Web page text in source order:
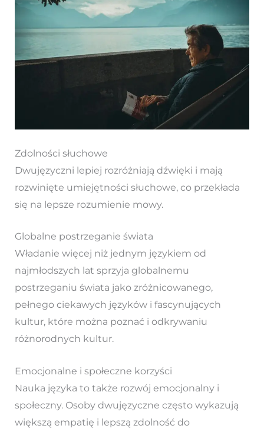
Zdolności słuchowe
Dwujęzyczni lepiej rozróżniają dźwięki i mają
rozwinięte umiejętności słuchowe, co przekłada
się na lepsze rozumienie mowy.
Globalne postrzeganie świata
Władanie więcej niż jednym językiem od
najmłodszych lat sprzyja globalnemu
postrzeganiu świata jako zróżnicowanego,
pełnego ciekawych języków i fascynujących
kultur, które można poznać i odkrywaniu
różnorodnych kultur.
Emocjonalne i społeczne korzyści
Nauka języka to także rozwój emocjonalny i
społeczny. Osoby dwujęzyczne często wykazują
większą empatię i lepszą zdolność do